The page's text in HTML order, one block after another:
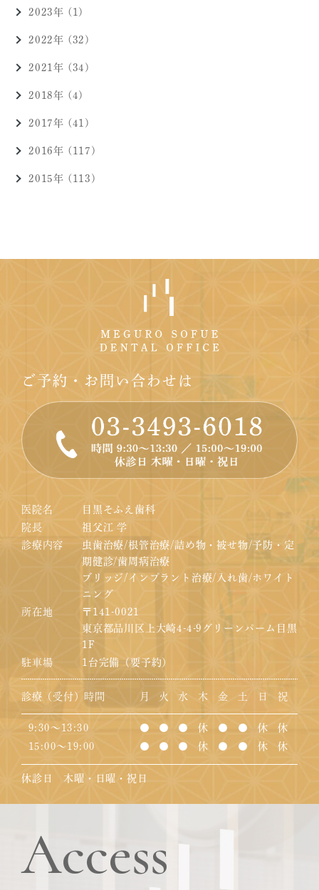
2023年 (1)
2022年 (32)
2021年 (34)
2018年 (4)
2017年 (41)
2016年 (117)
2015年 (113)
ご予約・お問い合わせは
医院名
目黒そふえ歯科
院長
祖父江 学
診療内容
虫歯治療/根管治療/詰め物・被せ物/予防・定
期健診/歯周病治療
ブリッジ/インプラント治療/入れ歯/ホワイト
ニング
所在地
〒141-0021
東京都品川区上大崎4-4-9グリーンパーム目黒
1F
駐車場
1台完備（要予約）
診療（受付）時間 月 火 水 木 金 土 日 祝
9:30～13:30 ● ● ● 休 ● ● 休
休
15:00～19:00
● ● ● 休 ● ● 休 休
休診日 木曜・日曜・祝日
Access